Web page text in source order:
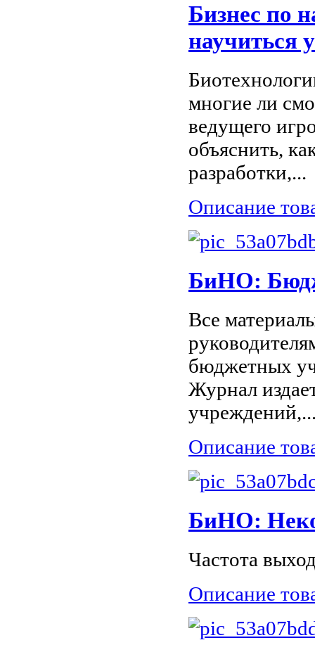
Бизнес по
научиться
многие ли
ведущего
объяснить,
разработки,...
Описание
БиНО:
Все
бюджетных
Журнал
Описание
БиНО:
Частота
Описание